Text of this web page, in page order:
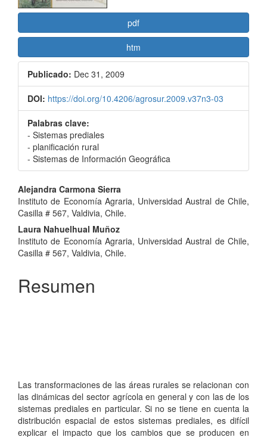
pdf
htm
Publicado: Dec 31, 2009
DOI: https://doi.org/10.4206/agrosur.2009.v37n3-03
Palabras clave:
- Sistemas prediales
- planificación rural
- Sistemas de Información Geográfica
Contenido
principal
del
artículo
Alejandra Carmona Sierra
Instituto de Economía Agraria, Universidad Austral de Chile,
Casilla # 567, Valdivia, Chile.
Laura Nahuelhual Muñoz
Instituto de Economía Agraria, Universidad Austral de Chile,
Casilla # 567, Valdivia, Chile.
Resumen
Las transformaciones de las áreas rurales se relacionan con
las dinámicas del sector agrícola en general y con las de los
sistemas prediales en particular. Si no se tiene en cuenta la
distribución espacial de estos sistemas prediales, es difícil
explicar el impacto que los cambios que se producen en